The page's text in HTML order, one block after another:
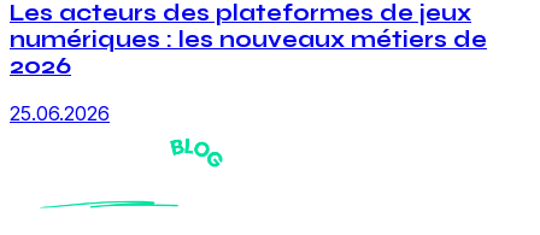
Les acteurs des plateformes de jeux
numériques : les nouveaux métiers de
2026
25.06.2026